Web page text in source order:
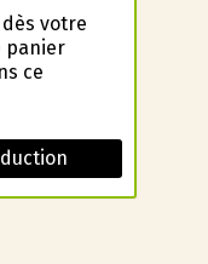
votre
panier
ce